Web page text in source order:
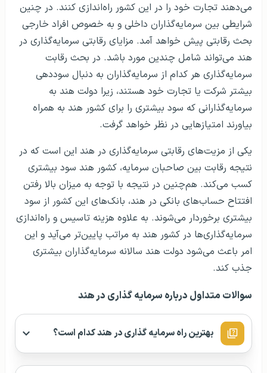
می‌دهند تجارت خود را در این کشور راه‌اندازی کنند. در چنین
شرایطی بین سرمایه‌گذاران داخلی و به خصوص افراد خارجی
بحث رقابتی پیش خواهد آمد. مزایای رقابتی سرمایه‌گذاری در
هند می‌تواند شامل چندین مورد باشد. در بحث رقابت
سرمایه‌گذاری هر کدام از سرمایه‌گذاران به دنبال سوددهی
بیشتر شرکت یا تجارت خود هستند، زیرا دولت هند به
سرمایه‌گذارانی که سود بیشتری را برای کشور هند به همراه
بیاورند امتیازهایی در نظر خواهد گرفت.
یکی از مزیت‌های رقابتی سرمایه‌گذاری در هند این است که در
نتیجه رقابت بین صاحبان سرمایه، کشور هند سود بیشتری
کسب می‌کند. هم‌چنین در نتیجه با توجه به میزان بالا رفتن
افتتاح حساب‌های بانکی در هند، بانک‌های این کشور از سود
بیشتری برخوردار می‌شوند. به علاوه هزینه تاسیس و راه‌اندازی
سرمایه‌گذاری‌ها در کشور هند به مراتب پایین‌تر می‌آید و این
امر باعث می‌شود دولت هند سالانه سرمایه‌گذاران بیشتری
جذب ‌کند.
سوالات متداول درباره سرمایه گذاری در هند
بهترین راه سرمایه گذاری در هند کدام است؟